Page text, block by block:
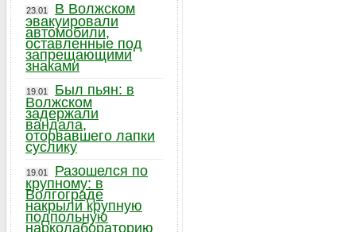
23.01
В Волжском
эвакуировали
автомобили,
оставленные под
запрещающими
знаками
19.01
Был пьян: в
Волжском
задержали
вандала,
оторвавшего лапки
суслику
19.01
Разошелся по
крупному: в
Волгограде
накрыли крупную
подпольную
нарколабораторию